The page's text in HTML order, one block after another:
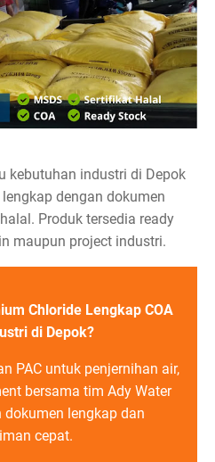
kebutuhan industri di Depok
dengan dokumen
Produk tersedia ready
maupun project industri.
Chloride Lengkap COA
di Depok?
PAC untuk penjernihan air,
bersama tim Ady Water
lengkap dan
cepat.